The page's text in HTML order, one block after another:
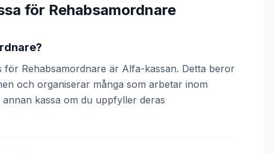
för Rehabsamordnare
för Rehabsamordnare är Alfa-kassan. Detta beror
och organiserar många som arbetar inom
kassa om du uppfyller deras